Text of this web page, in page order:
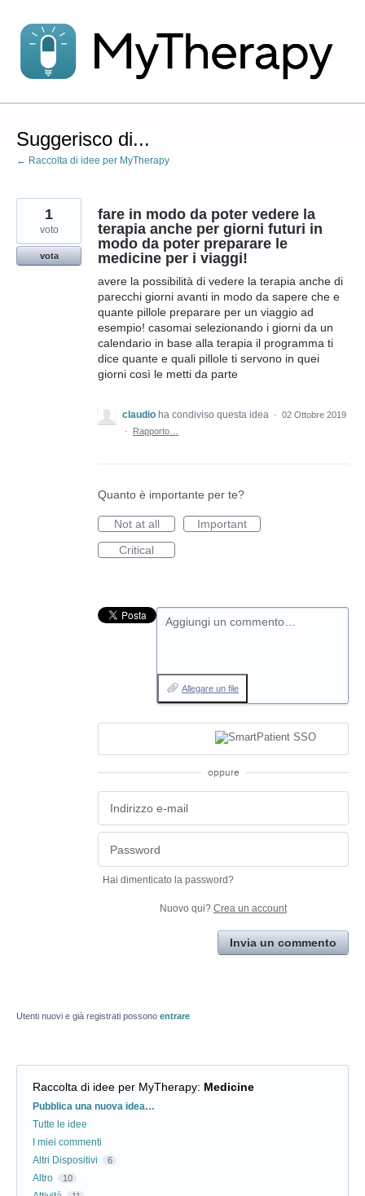
al
contenuto
Suggerisco di...
← Raccolta di idee per MyTherapy
fare in modo da poter vedere la
terapia anche per giorni futuri in
modo da poter preparare le
medicine per i viaggi!
avere la possibilità di vedere la terapia anche di
parecchi giorni avanti in modo da sapere che e
quante pillole preparare per un viaggio ad
esempio! casomai selezionando i giorni da un
calendario in base alla terapia il programma ti
dice quante e quali pillole ti servono in quei
giorni così le metti da parte
1
voto
vota
claudio ha condiviso questa idea · 02 Ottobre 2019
·
Rapporto…
Quanto è importante per te?
Not at all
Important
Critical
Aggiungi un commento…
Allegare un file
oppure
Hai dimenticato la password?
Nuovo qui? Crea un account
Invia un commento
Utenti nuovi e già registrati possono entrare
Raccolta di idee per MyTherapy: Medicine
Categorie
Pubblica una nuova idea…
Tutte le idee
I miei commenti
Altri Dispositivi
6
Altro 10